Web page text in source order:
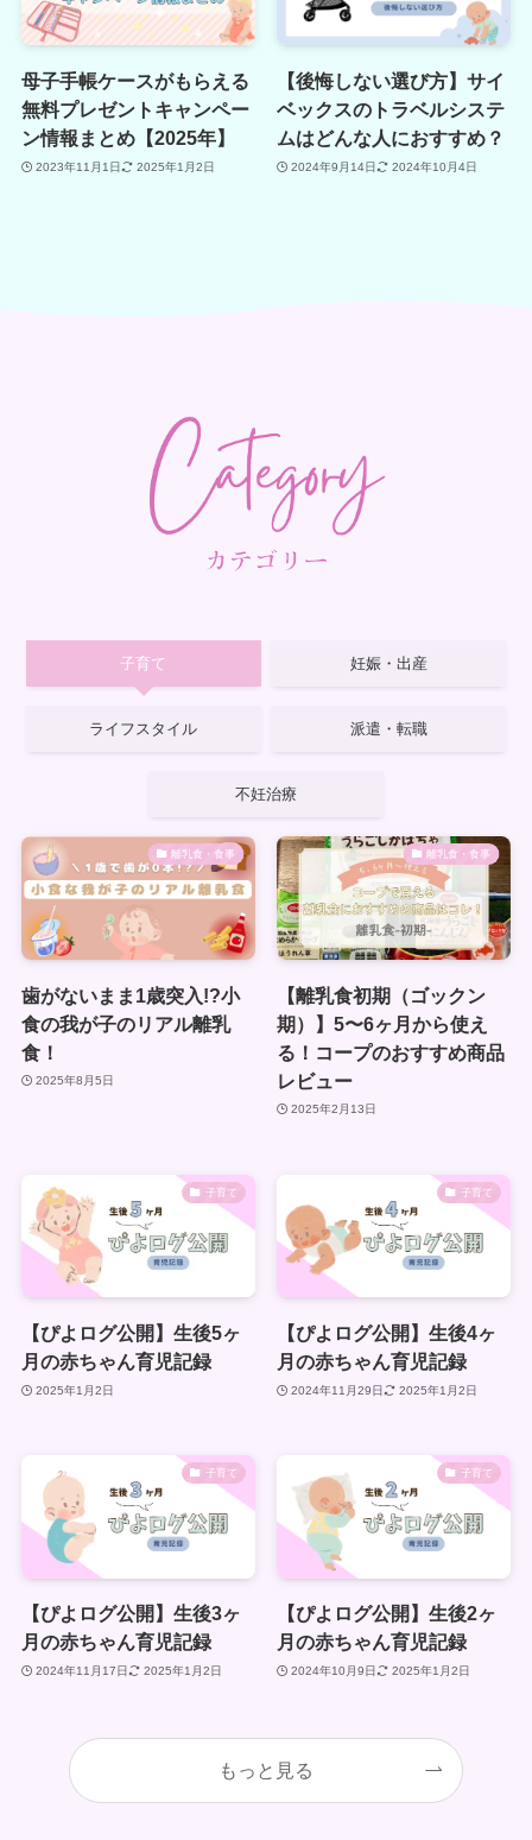
母子手帳ケースがもらえる
無料プレゼントキャンペー
ン情報まとめ【2025年】
2023年11月1日 2025年1月2日
【後悔しない選び方】サイ
ベックスのトラベルシステ
ムはどんな人におすすめ？
2024年9月14日 2024年10月4日
子育て 妊娠・出産
ライフスタイル 派遣・転職
不妊治療
離乳食・食事
歯がないまま1歳突入!?小
食の我が子のリアル離乳
食！
2025年8月5日
離乳食・食事
【離乳食初期（ゴックン
期）】5〜6ヶ月から使え
る！コープのおすすめ商品
レビュー
2025年2月13日
子育て
【ぴよログ公開】生後5ヶ
月の赤ちゃん育児記録
2025年1月2日
子育て
【ぴよログ公開】生後4ヶ
月の赤ちゃん育児記録
2024年11月29日 2025年1月2日
子育て
【ぴよログ公開】生後3ヶ
月の赤ちゃん育児記録
2024年11月17日 2025年1月2日
子育て
【ぴよログ公開】生後2ヶ
月の赤ちゃん育児記録
2024年10月9日 2025年1月2日
もっと見る